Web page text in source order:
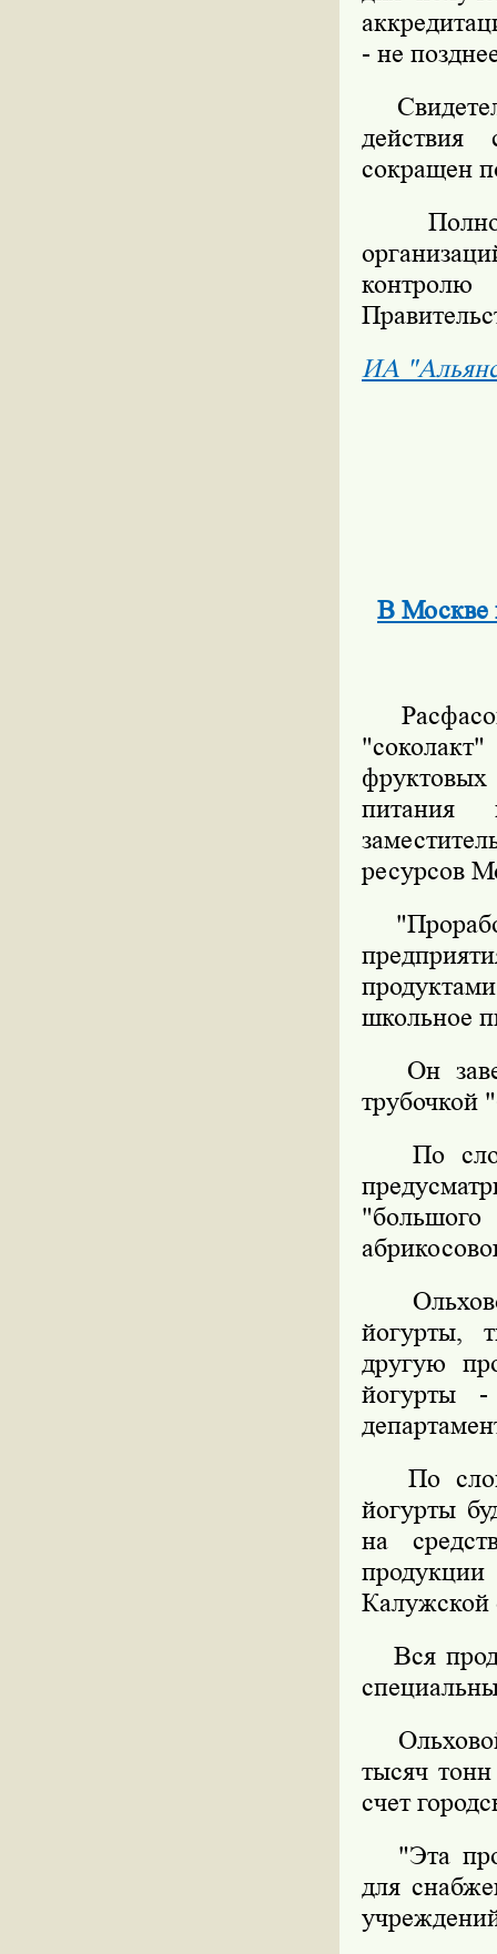
- не
действия
сокращен
контролю
ИА
В Москве
питания
ресурсов
школьное
Он
трубочкой
По
йогурты,
другую
йогурты
По
йогурты
на
Калужской
Вся
тысяч
счет
"Эта
для